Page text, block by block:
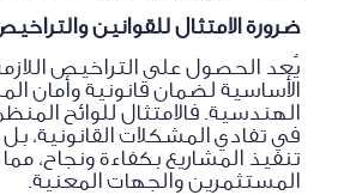
ضرورة الامتثال للقوانين
يُعد الحصول على التراخيص
الأساسية لضمان قانونية وأمان
الهندسية. فالامتثال للوائح
في تفادي المشكلات القانونية،
تنفيذ المشاريع بكفاءة ونجاح،
المستثمرين والجهات المعنية.